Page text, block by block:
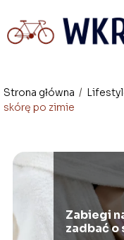
Strona główna /
skórę po zimie
Zabiegi
zadbać o